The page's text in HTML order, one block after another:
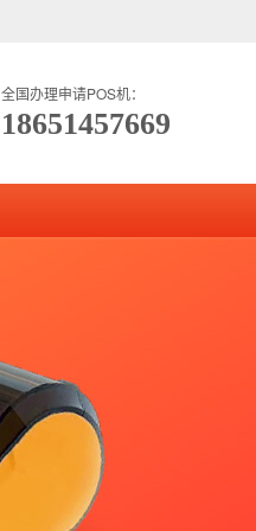
全国办理申请POS机：
18651457669